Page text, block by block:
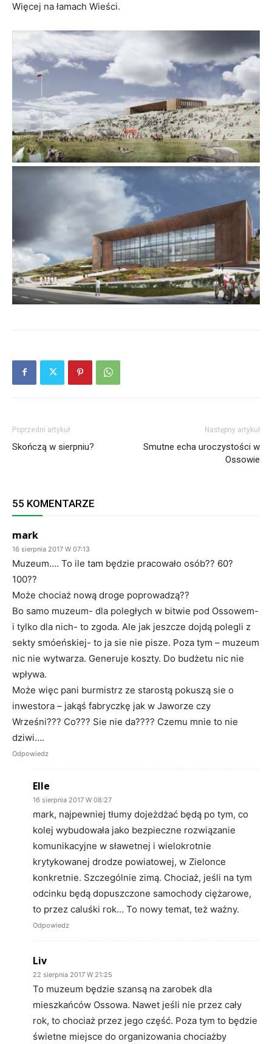
Więcej na łamach Wieści.
Poprzedni artykuł
Skończą w sierpniu?
Następny artykuł
Smutne echa uroczystości w
Ossowie
55 KOMENTARZE
mark
16 sierpnia 2017 W 07:13
Muzeum…. To ile tam będzie pracowało osób?? 60?
100??
Może chociaż nową droge poprowadzą??
Bo samo muzeum- dla poległych w bitwie pod Ossowem-
i tylko dla nich- to zgoda. Ale jak jeszcze dojdą polegli z
sekty smóeńskiej- to ja sie nie pisze. Poza tym – muzeum
nic nie wytwarza. Generuje koszty. Do budżetu nic nie
wpływa.
Może więc pani burmistrz ze starostą pokuszą sie o
inwestora – jakąś fabryczkę jak w Jaworze czy
Wrześni??? Co??? Sie nie da???? Czemu mnie to nie
dziwi….
Odpowiedz
Elle
16 sierpnia 2017 W 08:27
mark, najpewniej tłumy dojeżdżać będą po tym, co
kolej wybudowała jako bezpieczne rozwiązanie
komunikacyjne w sławetnej i wielokrotnie
krytykowanej drodze powiatowej, w Zielonce
konkretnie. Szczególnie zimą. Chociaż, jeśli na tym
odcinku będą dopuszczone samochody ciężarowe,
to przez caluśki rok… To nowy temat, też ważny.
Odpowiedz
Liv
22 sierpnia 2017 W 21:25
To muzeum będzie szansą na zarobek dla
mieszkańców Ossowa. Nawet jeśli nie przez cały
rok, to chociaż przez jego część. Poza tym to będzie
świetne miejsce do organizowania chociażby